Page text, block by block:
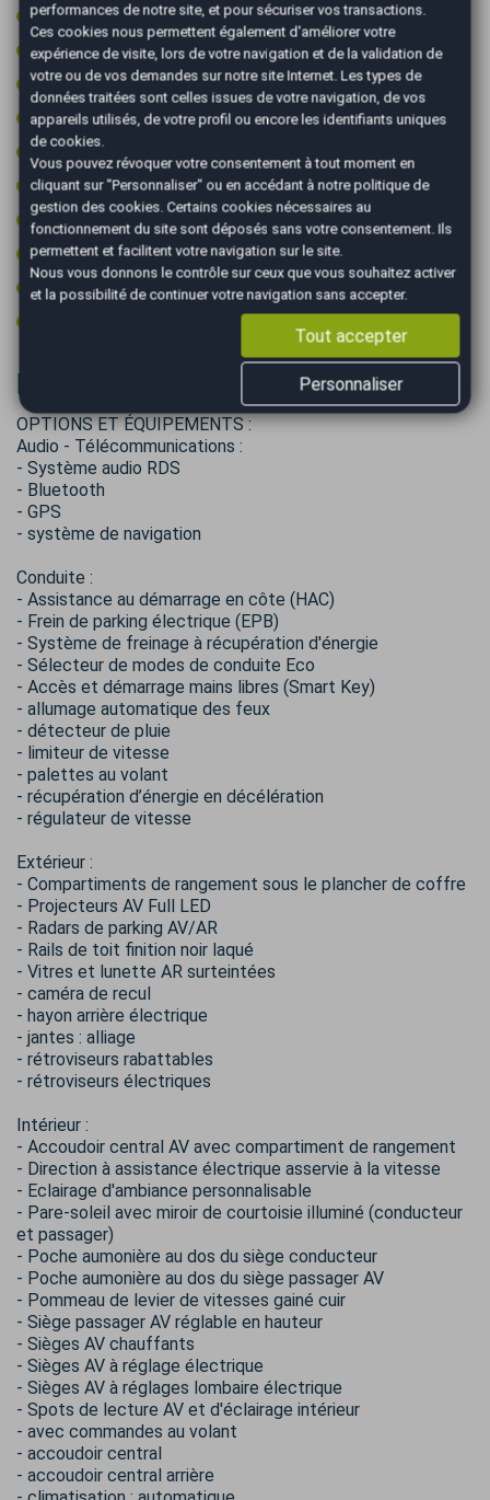
Sièges électriques
Start & Stop
Système d'alerte de véhicule en approche
Système de détection d'obstacles
Système de détection de somnolence
Type Essieu 4x2
Vitres surteintées
Volant chauffant
Volant cuir
Informations complémentaires
OPTIONS ET ÉQUIPEMENTS :
Audio - Télécommunications :
- Système audio RDS
- Bluetooth
- GPS
- système de navigation
Conduite :
- Assistance au démarrage en côte (HAC)
- Frein de parking électrique (EPB)
- Système de freinage à récupération d'énergie
- Sélecteur de modes de conduite Eco
- Accès et démarrage mains libres (Smart Key)
- allumage automatique des feux
- détecteur de pluie
- limiteur de vitesse
- palettes au volant
- récupération d’énergie en décélération
- régulateur de vitesse
Extérieur :
- Compartiments de rangement sous le plancher de coffre
- Projecteurs AV Full LED
- Radars de parking AV/AR
- Rails de toit finition noir laqué
- Vitres et lunette AR surteintées
- caméra de recul
- hayon arrière électrique
- jantes : alliage
- rétroviseurs rabattables
- rétroviseurs électriques
Intérieur :
- Accoudoir central AV avec compartiment de rangement
- Direction à assistance électrique asservie à la vitesse
- Eclairage d'ambiance personnalisable
- Pare-soleil avec miroir de courtoisie illuminé (conducteur
et passager)
- Poche aumonière au dos du siège conducteur
- Poche aumonière au dos du siège passager AV
- Pommeau de levier de vitesses gainé cuir
- Siège passager AV réglable en hauteur
- Sièges AV chauffants
- Sièges AV à réglage électrique
- Sièges AV à réglages lombaire électrique
- Spots de lecture AV et d'éclairage intérieur
- avec commandes au volant
- accoudoir central
- accoudoir central arrière
performances de notre site, et pour sécuriser vos transactions.
Ces cookies nous permettent également d'améliorer votre
expérience de visite, lors de votre navigation et de la validation de
votre ou de vos demandes sur notre site Internet. Les types de
données traitées sont celles issues de votre navigation, de vos
appareils utilisés, de votre profil ou encore les identifiants uniques
de cookies.
Vous pouvez révoquer votre consentement à tout moment en
cliquant sur "Personnaliser" ou en accédant à notre politique de
gestion des cookies. Certains cookies nécessaires au
fonctionnement du site sont déposés sans votre consentement. Ils
permettent et facilitent votre navigation sur le site.
Nous vous donnons le contrôle sur ceux que vous souhaitez activer
et la possibilité de continuer votre navigation sans accepter.
Tout accepter
Personnaliser